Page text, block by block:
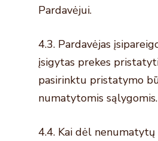
Pardavėjui.
4.3. Pardavėjas
įsigytas prekes
pasirinktu pristatymo
numatytomis sąlygomis.
4.4. Kai dėl nenumatytų